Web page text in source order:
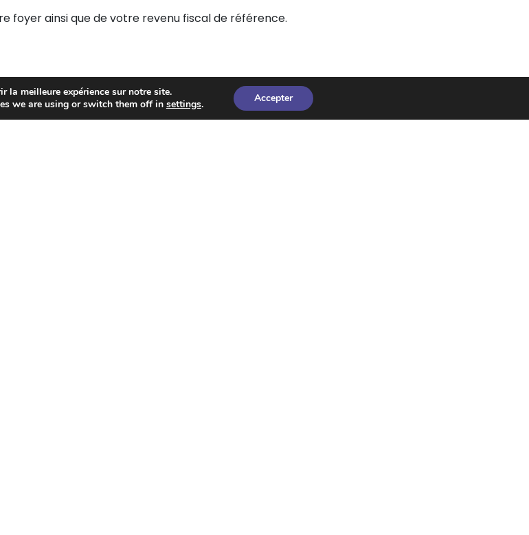
foyer ainsi que de votre revenu fiscal de référence.
la meilleure expérience sur notre site.
we are using or switch them off in settings. Accepter